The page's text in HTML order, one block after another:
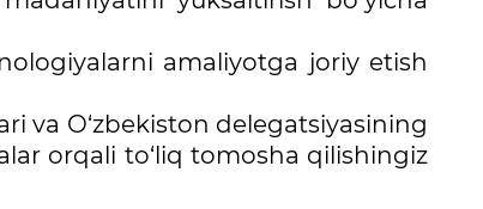
amaliyotga joriy etish
va O‘zbekiston delegatsiyasining
orqali to‘liq tomosha qilishingiz